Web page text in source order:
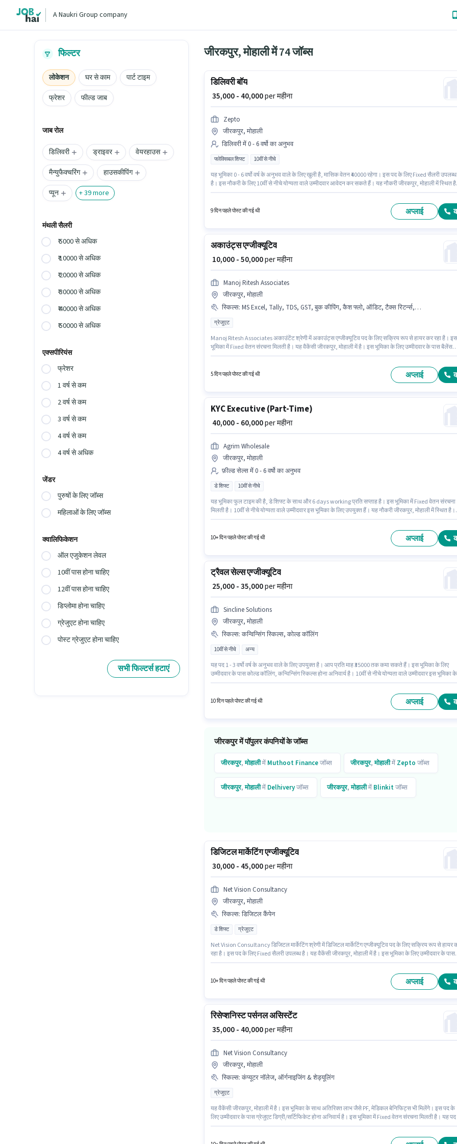
A Naukri Group company
फिल्टर
लोकेशन घर से काम
पार्ट टाइम
फ्रेशर
फील्ड जाब
जाब रोल
डिलिवरी ड्राइवर
वेयरहाउस
मैन्युफैक्चरिंग
हाउसकीपिंग
प्यून
+39more
मंथली सैलरी
₹ 5000 से अधिक
₹ 10000 से अधिक
₹ 20000 से अधिक
₹ 30000 से अधिक
₹ 40000 से अधिक
₹ 50000 से अधिक
एक्सपीरियंस
फ्रेशर
1 वर्ष से कम
2 वर्ष से कम
3 वर्ष से कम
4 वर्ष से कम
4 वर्ष से अधिक
जेंडर
पुरुषों के लिए जॉब्स
महिलाओं के लिए जॉब्स
क्वालिफिकेशन
ऑल एजुकेशन लेवल
10वीं पास होना चाहिए
12वीं पास होना चाहिए
डिप्लोमा होना चाहिए
ग्रेजुएट होना चाहिए
पोस्ट ग्रेजुएट होना चाहिए
सभी फिल्टर्स हटाएं
जीरकपुर, मोहाली में 74 जॉब्स
डिलिवरी बॉय
₹ 35,000 - 40,000per महीना
Zepto
जीरकपुर, मोहाली
डिलिवरी में 0 - 6 वर्षो का अनुभव
फ्लेक्सिबल शिफ्ट 10वीं से नीचे
यह भूमिका 0 - 6 वर्षो वर्ष के अनुभव वाले के लिए खुली है, मासिक वेतन ₹40000 रहेगा। इस पद के लिए Fixed सैलरी उपलब्ध
है। इस नौकरी के लिए 10वीं से नीचे योग्यता वाले उम्मीदवार आवेदन कर सकते हैं। यह नौकरी जीरकपुर, मोहाली में स्थित
9 दिन पहले पोस्ट की गई थी अप्लाई
अकाउंट्स एग्जीक्यूटिव
₹ 10,000 - 50,000per महीना
Manoj Ritesh Associates
जीरकपुर, मोहाली
स्किल्स: MS Excel, Tally, TDS, GST, बुक कीपिंग, कैश फ्लो, ऑडिट, टैक्स रिटर्न्स, बैलेंस शीट
ग्रेजुएट
Manoj Ritesh Associates अकाउंटेंट श्रेणी में अकाउंट्स एग्जीक्यूटिव पद के लिए सक्रिय रूप से हायर कर रहा है। इस
भूमिका में Fixed वेतन संरचना मिलती है। यह वैकेंसी जीरकपुर, मोहाली में है। इस भूमिका के लिए उम्मीदवार के पास बैलेंस
मासिक वेतन ₹50000 रहेगा।
5 दिन पहले पोस्ट की गई थी अप्लाई
KYC Executive (Part-Time)
₹ 40,000 - 60,000per महीना
Agrim Wholesale
जीरकपुर, मोहाली
फ़ील्ड सेल्स में 0 - 6 वर्षो का अनुभव
डे शिफ्ट 10वीं से नीचे
यह भूमिका फुल टाइम की है, डे शिफ्ट के साथ और 6 days working प्रति सप्ताह है। इस भूमिका में Fixed वेतन संरचना
मिलती है। 10वीं से नीचे योग्यता वाले उम्मीदवार इस भूमिका के लिए उपयुक्त हैं। यह नौकरी जीरकपुर, मोहाली में स्थित है।
10+ दिन पहले पोस्ट की गई थी अप्लाई
ट्रैवल सेल्स एग्जीक्यूटिव
₹ 25,000 - 35,000per महीना
Sincline Solutions
जीरकपुर, मोहाली
स्किल्स: कन्विन्सिंग स्किल्स, कोल्ड कॉलिंग
10वीं से नीचे अन्य
यह पद 1 - 3 वर्षो वर्ष के अनुभव वाले के लिए उपयुक्त है। आप प्रति माह ₹35000 तक कमा सकते हैं। इस भूमिका के लिए
उम्मीदवार के पास कोल्ड कॉलिंग, कन्विन्सिंग स्किल्स होना अनिवार्य है। 10वीं से नीचे योग्यता वाले उम्मीदवार इस भूमिका के
10 दिन पहले पोस्ट की गई थी अप्लाई
जीरकपुर में पॉपुलर कंपनियों के जॉब्स
जीरकपुर,मोहालीमें Muthoot Financeजॉब्स जीरकपुर,मोहालीमें Zepto जॉब्स
जीरकपुर,मोहालीमें Delhiveryजॉब्स जीरकपुर,मोहालीमें Blinkitजॉब्स
डिजिटल मार्केटिंग एग्जीक्यूटिव
₹ 30,000 - 45,000per महीना
Net Vision Consultancy
जीरकपुर, मोहाली
स्किल्स: डिजिटल कैंपेन
डे शिफ्ट ग्रेजुएट
Net Vision Consultancy डिजिटल मार्केटिंग श्रेणी में डिजिटल मार्केटिंग एग्जीक्यूटिव पद के लिए सक्रिय रूप से हायर
रहा है। इस पद के लिए Fixed सैलरी उपलब्ध है। यह वैकेंसी जीरकपुर, मोहाली में है। इस भूमिका के लिए उम्मीदवार के पास
10+ दिन पहले पोस्ट की गई थी अप्लाई
रिसेप्शनिस्ट पर्सनल असिस्टेंट
₹ 35,000 - 40,000per महीना
Net Vision Consultancy
जीरकपुर, मोहाली
स्किल्स: कंप्यूटर नॉलेज, ऑर्गनाइजिंग & शेड्यूलिंग
ग्रेजुएट
यह वैकेंसी जीरकपुर, मोहाली में है। इस भूमिका के साथ अतिरिक्त लाभ जैसे PF, मेडिकल बेनिफिट्स भी मिलेंगे। इस पद के
लिए उम्मीदवार के पास ग्रेजुएट डिग्री/सर्टिफिकेट होना अनिवार्य है। इस भूमिका में Fixed वेतन संरचना मिलती है। यह पद